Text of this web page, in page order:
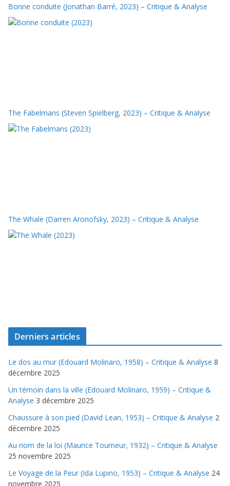
Bonne conduite (Jonathan Barré, 2023) – Critique & Analyse
The Fabelmans (Steven Spielberg, 2023) – Critique & Analyse
The Whale (Darren Aronofsky, 2023) – Critique & Analyse
Derniers articles
Le dos au mur (Edouard Molinaro, 1958) – Critique & Analyse 8
décembre 2025
Un témoin dans la ville (Edouard Molinaro, 1959) – Critique &
Analyse 3 décembre 2025
Chaussure à son pied (David Lean, 1953) – Critique & Analyse 2
décembre 2025
Au nom de la loi (Maurice Tourneur, 1932) – Critique & Analyse
25 novembre 2025
Le Voyage de la Peur (Ida Lupino, 1953) – Critique & Analyse 24
novembre 2025